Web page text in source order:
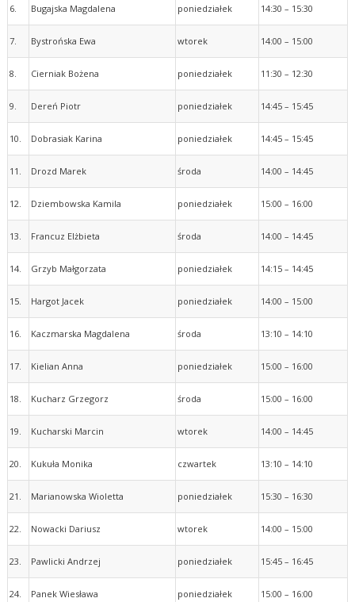
6. Bugajska Magdalena poniedziałek 14:30 – 15:30
7. Bystrońska Ewa wtorek 14:00 – 15:00
8. Cierniak Bożena poniedziałek 11:30 – 12:30
9. Dereń Piotr poniedziałek 14:45 – 15:45
10. Dobrasiak Karina poniedziałek 14:45 – 15:45
11. Drozd Marek środa 14:00 – 14:45
12. Dziembowska Kamila poniedziałek 15:00 – 16:00
13. Francuz Elżbieta środa 14:00 – 14:45
14. Grzyb Małgorzata poniedziałek 14:15 – 14:45
15. Hargot Jacek poniedziałek 14:00 – 15:00
16. Kaczmarska Magdalena środa 13:10 – 14:10
17. Kielian Anna poniedziałek 15:00 – 16:00
18. Kucharz Grzegorz środa 15:00 – 16:00
19. Kucharski Marcin wtorek 14:00 – 14:45
20. Kukuła Monika czwartek 13:10 – 14:10
21. Marianowska Wioletta poniedziałek 15:30 – 16:30
22. Nowacki Dariusz wtorek 14:00 – 15:00
23. Pawlicki Andrzej poniedziałek 15:45 – 16:45
24. Panek Wiesława poniedziałek 15:00 – 16:00